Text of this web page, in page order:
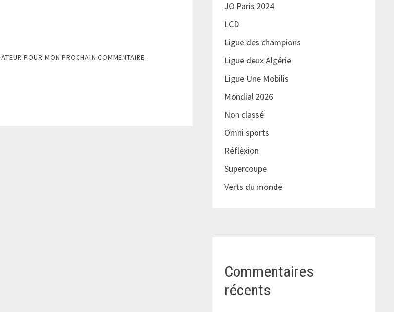
POUR MON PROCHAIN COMMENTAIRE.
JO Paris 2024
LCD
Ligue des champions
Ligue deux Algérie
Ligue Une Mobilis
Mondial 2026
Non classé
Omni sports
Réflèxion
Supercoupe
Verts du monde
Commentaires
récents